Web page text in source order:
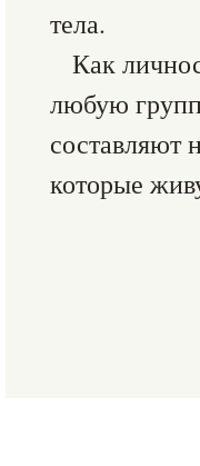
тела.
Как
любую
составляют
которые